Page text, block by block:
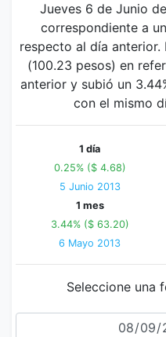
Jueves 6 de Junio
correspondiente a
respecto al día anterior.
(100.23 pesos) en
anterior y subió un
con el mismo
1 día
0.25% ($ 4.68)
5 Junio 2013
1 mes
3.44% ($ 63.20)
6 Mayo 2013
Seleccione una